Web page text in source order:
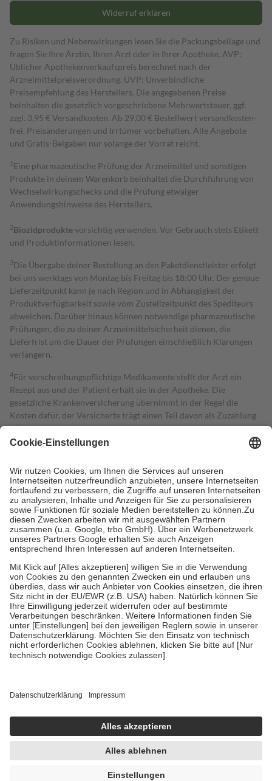
Widerruf erklären
Zu Risiken und Nebenwirkungen lesen Sie die Packungsbeilage und
fragen Sie Ihre Ärztin, Ihren Arzt oder in Ihrer Apotheke. AVP:
Üblicher Apothekenverkaufspreis berechnet nach der
Arzneimittelpreisverordnung. UVP: Unverbindliche
Preisempfehlung des Herstellers. Die angegebenen Preise
beinhalten die gesetzlich vorgeschriebene Mehrwertsteuer, ggf.
zzgl. 3,95 € Versandkosten. Ab 29,00 € Bestell­wert versand­kosten­
frei. Preisänderungen und Irrtümer vorbehalten. Alle Angebote
und Gratis-Beigaben nur solange der Vorrat reicht.
1 Eine pharmazeutische Prüfung der Arzneimittel und sonstigen
Produkte in deinem Warenkorb beinhaltet die Durchführung von
Wechselwirkungschecks und die Prüfung etwaiger
Anwendungshinweise des Herstellers.
2Biozidproduktevorsichtig verwenden. Vor Gebrauch stets Etikett
und Produktinformationen lesen.
3Die Übergabe deiner Bestellung an den Paketdienstleister erfolgt
bei uns werktags von Montag bis Freitag bis 18:00 Uhr. Der genaue
Lieferzeitpunkt kann je nach Region und in Abhängigkeit der
Produktverfügbarkeit sowie vom Zustellzeitpunkt des Spediteurs
abweichen. Darüber hinaus können notwendige pharmazeutische
Prüfungen, die zu deiner Arzneimittelsicherheit dienen, die
Lieferfrist um die Dauer der Prüfungen einschließlich Klärungen
verlängern.
4Für verschreibungspflichtige Medikamente stellt der Arzt ein
Rezept aus und der Patient erhält sie in der Apotheke. Die
gesetzliche Krankenversicherung übernimmt in der Regel die
Kosten dafür, der Versicherte trägt einen Teil davon als Zuzahlung
mit.
Grundsätzlich leisten Mitglieder Zuzahlungen in Höhe von zehn
höchstens zehn Euro.
Es sind jedoch nie mehr als die tatsächlichen
Kosten der Leistung zu entrichten.
Diese Regeln gelten grundsätzlich auch für Online-Apotheken.
Bei Heilmitteln und häuslicher Krankenpflege beträgt die
Zuzahlung zehn Prozent der Kosten sowie zehn Euro je
Verordnung.
Um das Engagement der Versicherten für ihre eigene Gesundheit zu
stärken und die besondere Stellung der Familie zu unterstützen,
fallenkeine Zuzahlungenan bei:
• Kindern und Jugendlichen bis zum vollendeten 18. Lebensjahr
mit Ausnahme der Fahrkosten
• Untersuchungen zur Vorsorge und Früherkennung, die von der
GKV getragen werden
• empfohlenen Schutzimpfungen
• Harn- und Blutteststreifen
getroffen, um sicherzustellen, dass es sich um echte Bewertungen
https://help.etrusted.com/hc/de/articles/4419944605341
Einige Bilder und Inhalte wurden unter Zuhilfenahme künstlicher